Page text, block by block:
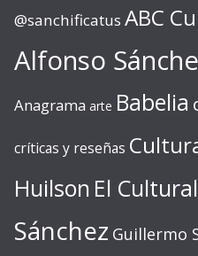
@sanchificatus ABC
Alfonso
Anagrama arte Babelia
críticas y reseñas
Huilson El Cultural
Sánchez Guillermo